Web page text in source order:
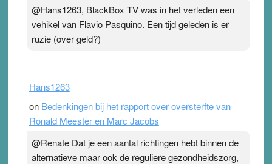
@Hans1263, BlackBox TV was in het verleden een
vehikel van Flavio Pasquino. Een tijd geleden is er
ruzie (over geld?)
Hans1263
on Bedenkingen bij het rapport over oversterfte van
Ronald Meester en Marc Jacobs
@Renate Dat je een aantal richtingen hebt binnen de
alternatieve maar ook de reguliere gezondheidszorg,